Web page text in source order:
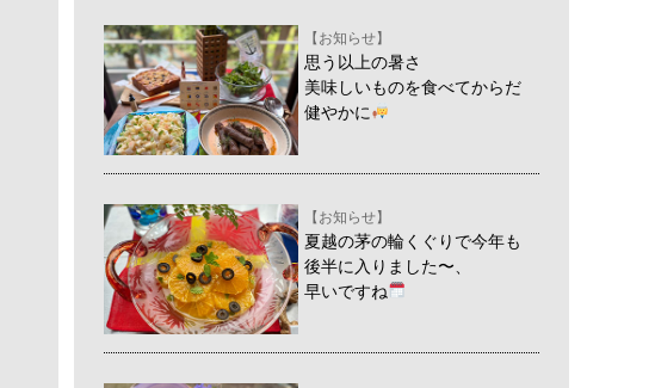
【お知らせ】
思う以上の暑さ
美味しいものを食べてからだ
健やかに
【お知らせ】
夏越の茅の輪くぐりで今年も
後半に入りました〜、
早いですね